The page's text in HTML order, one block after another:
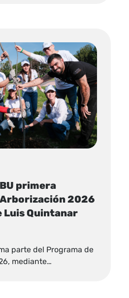
primera
2026
Luis Quintanar
parte del Programa de
mediante…